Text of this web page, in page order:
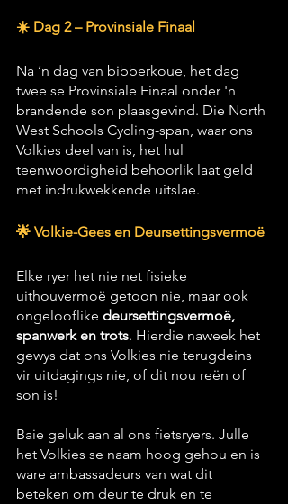
☀️ Dag 2 – Provinsiale Finaal
Na ’n dag van bibberkoue, het dag
twee se Provinsiale Finaal onder 'n
brandende son plaasgevind. Die North
West Schools Cycling-span, waar ons
Volkies deel van is, het hul
teenwoordigheid behoorlik laat geld
met indrukwekkende uitslae.
🌟 Volkie-Gees en Deursettingsvermoë
Elke ryer het nie net fisieke
uithouvermoë getoon nie, maar ook
ongelooflike deursettingsvermoë,
spanwerk en trots. Hierdie naweek het
gewys dat ons Volkies nie terugdeins
vir uitdagings nie, of dit nou reën of
son is!
Baie geluk aan al ons fietsryers. Julle
het Volkies se naam hoog gehou en is
ware ambassadeurs van wat dit
beteken om deur te druk en te